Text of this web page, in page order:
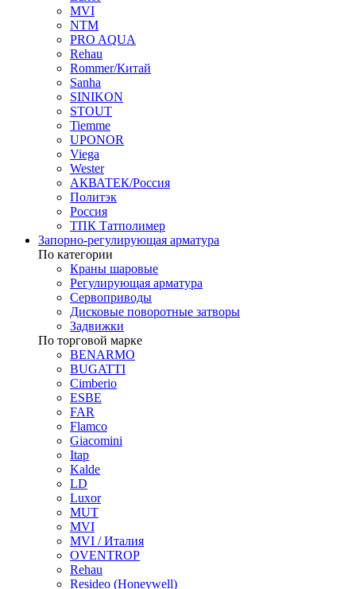
MVI
NTM
PRO AQUA
Rehau
Rommer/Китай
Sanha
SINIKON
STOUT
Tiemme
UPONOR
Viega
Wester
АКВАТЕК/Россия
Политэк
Россия
ТПК Татполимер
Запорно-регулирующая арматура
По категории
Краны шаровые
Регулирующая арматура
Сервоприводы
Дисковые поворотные затворы
Задвижки
По торговой марке
BENARMO
BUGATTI
Cimberio
ESBE
FAR
Flamco
Giacomini
Itap
Kalde
LD
Luxor
MUT
MVI
MVI / Италия
OVENTROP
Rehau
Resideo (Honeywell)